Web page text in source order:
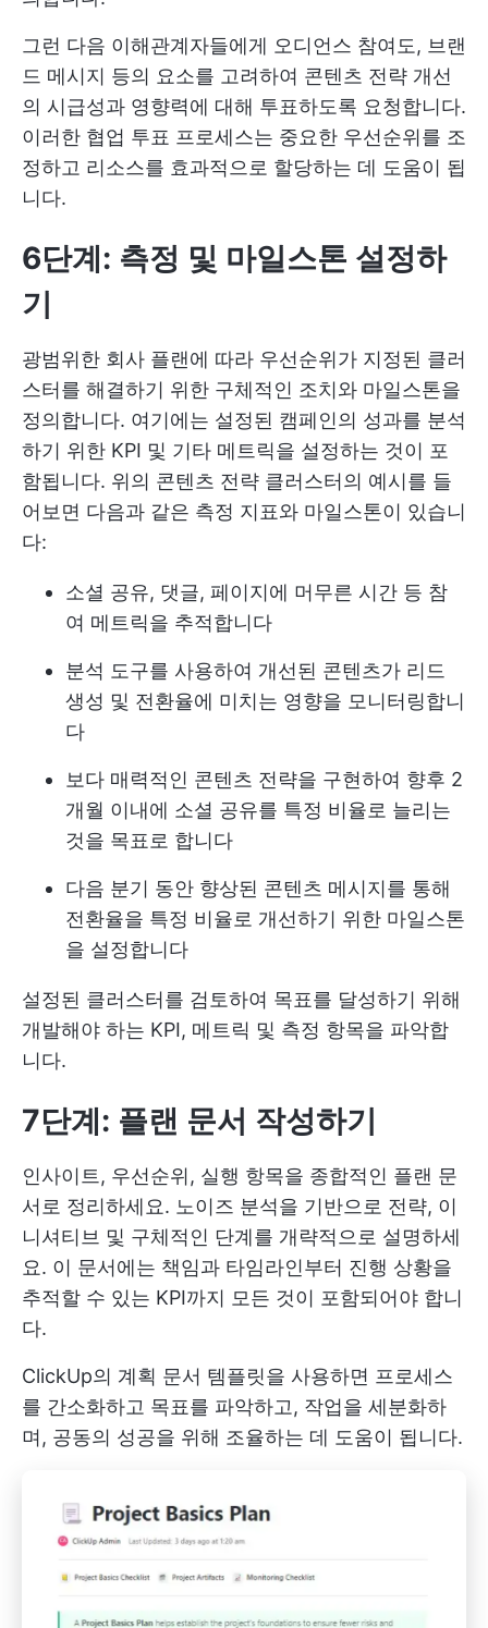
그런 다음 이해관계자들에게 오디언스 참여도, 브랜
드 메시지 등의 요소를 고려하여 콘텐츠 전략 개선
의 시급성과 영향력에 대해 투표하도록 요청합니다.
이러한 협업 투표 프로세스는 중요한 우선순위를 조
정하고 리소스를 효과적으로 할당하는 데 도움이 됩
니다.
6단계: 측정 및 마일스톤 설정하
기
광범위한 회사 플랜에 따라 우선순위가 지정된 클러
스터를 해결하기 위한 구체적인 조치와 마일스톤을
정의합니다. 여기에는 설정된 캠페인의 성과를 분석
하기 위한 KPI 및 기타 메트릭을 설정하는 것이 포
함됩니다. 위의 콘텐츠 전략 클러스터의 예시를 들
어보면 다음과 같은 측정 지표와 마일스톤이 있습니
다:
소셜 공유, 댓글, 페이지에 머무른 시간 등 참
여 메트릭을 추적합니다
분석 도구를 사용하여 개선된 콘텐츠가 리드
생성 및 전환율에 미치는 영향을 모니터링합니
다
보다 매력적인 콘텐츠 전략을 구현하여 향후 2
개월 이내에 소셜 공유를 특정 비율로 늘리는
것을 목표로 합니다
다음 분기 동안 향상된 콘텐츠 메시지를 통해
전환율을 특정 비율로 개선하기 위한 마일스톤
을 설정합니다
설정된 클러스터를 검토하여 목표를 달성하기 위해
개발해야 하는 KPI, 메트릭 및 측정 항목을 파악합
니다.
7단계: 플랜 문서 작성하기
인사이트, 우선순위, 실행 항목을 종합적인 플랜 문
서로 정리하세요. 노이즈 분석을 기반으로 전략, 이
니셔티브 및 구체적인 단계를 개략적으로 설명하세
요. 이 문서에는 책임과 타임라인부터 진행 상황을
추적할 수 있는 KPI까지 모든 것이 포함되어야 합니
다.
ClickUp의 계획 문서 템플릿을 사용하면 프로세스
를 간소화하고 목표를 파악하고, 작업을 세분화하
며, 공동의 성공을 위해 조율하는 데 도움이 됩니다.